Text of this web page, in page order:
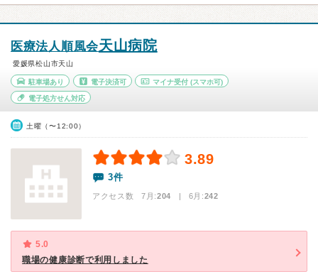
医療法人順風会天山病院
愛媛県松山市天山
駐車場あり 電子決済可 マイナ受付 (スマホ可)
電子処方せん対応
土曜（〜12:00）
3.89
3件
アクセス数 7月:204 | 6月:242
5.0
職場の健康診断で利用しました